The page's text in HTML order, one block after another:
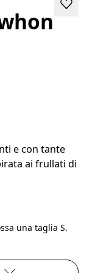
e con tante
ai frullati di
una taglia S.